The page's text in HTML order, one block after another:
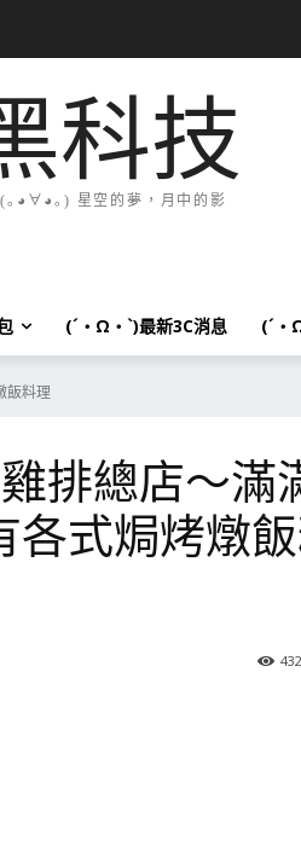
科技
(｡◕∀◕｡) 星空的夢，月中的影
(´・Ω・`)最新3C消息 (´・
飯料理
排總店～滿
各式焗烤燉
432